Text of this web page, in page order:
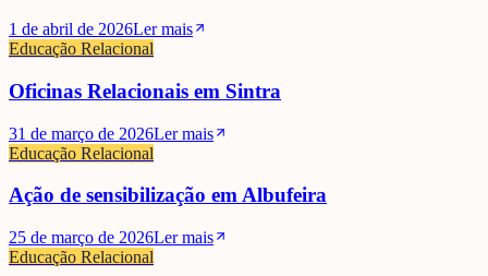
1 de abril de 2026Ler mais
Educação Relacional
Oficinas Relacionais em Sintra
31 de março de 2026Ler mais
Educação Relacional
Ação de sensibilização em Albufeira
25 de março de 2026Ler mais
Educação Relacional